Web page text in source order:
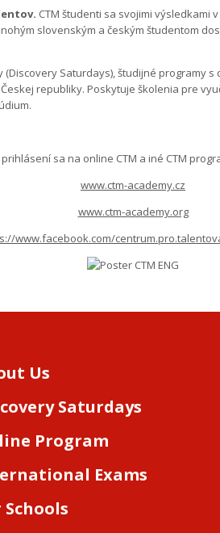
CTM študenti sa svojimi výsledkami
slovenským a českým študentom
(Discovery Saturdays), študijné programy
republiky. Poskytuje školenia pre
sa na online CTM a iné CTM
www.ctm-academy.cz
www.ctm-academy.org
www.facebook.com/
Us
Saturdays
Program
Exams
Schools